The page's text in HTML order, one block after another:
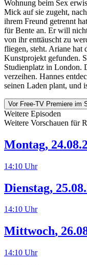
Wohnung beim Sex
Mick auf sie zugeht,
ihrem Freund getrennt
für Bente an. Er will
von ihr enttäuscht zu
fliegen, steht. Ariane hat
Kunstprojekt gefunden.
Studienplatz in London.
verzeihen. Hannes
seinen Laden plant, und
Vor Free-TV Premiere im
Weitere Episoden
Weitere Vorschauen für
Montag,
14:10 Uhr
Dienstag,
14:10 Uhr
Mittwoch,
14:10 Uhr